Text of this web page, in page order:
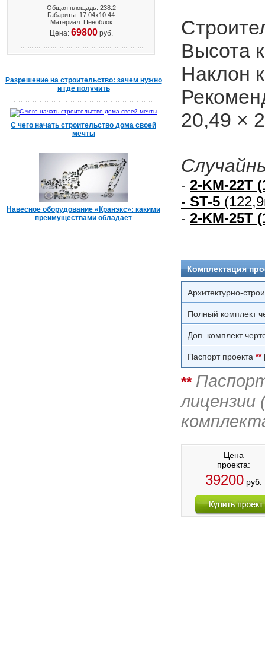
Общая площадь: 238.2
Габариты: 17.04х10.44
Материал: Пеноблок
Цена: 69800руб.
Разрешение на строительство: зачем нужно
и где получить
С чего начать строительство дома своей
мечты
Навесное оборудование «Кранэкс»: какими
преимуществами обладает
Высота
Наклон
20,49 ×
- 2-KM-22T
- ST-5
- 2-KM-25T
Комплектация
Архитектурно-
Полный комплект
Доп. комплект
Паспорт проекта **
**
лицензии
Цена
проекта:
39200руб.